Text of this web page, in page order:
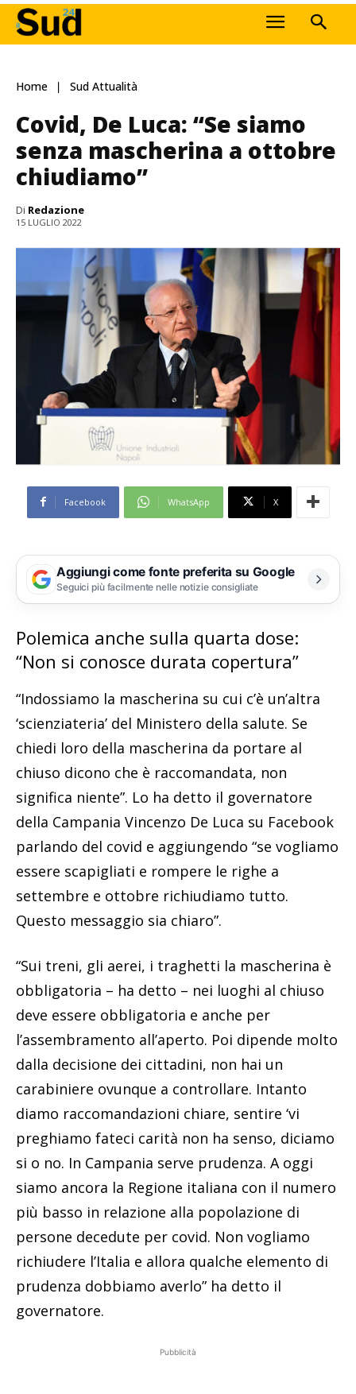
Home Sud Attualità
Covid, De Luca: “Se siamo
senza mascherina a ottobre
chiudiamo”
Di Redazione
15 LUGLIO 2022
Facebook WhatsApp X
Aggiungi come fonte preferita su Google
Seguici più facilmente nelle notizie consigliate
Polemica anche sulla quarta dose:
“Non si conosce durata copertura”
“Indossiamo la mascherina su cui c’è un’altra
‘scienziateria’ del Ministero della salute. Se
chiedi loro della mascherina da portare al
chiuso dicono che è raccomandata, non
significa niente”. Lo ha detto il governatore
della Campania Vincenzo De Luca su Facebook
parlando del covid e aggiungendo “se vogliamo
essere scapigliati e rompere le righe a
settembre e ottobre richiudiamo tutto.
Questo messaggio sia chiaro”.
“Sui treni, gli aerei, i traghetti la mascherina è
obbligatoria – ha detto – nei luoghi al chiuso
deve essere obbligatoria e anche per
l’assembramento all’aperto. Poi dipende molto
dalla decisione dei cittadini, non hai un
carabiniere ovunque a controllare. Intanto
diamo raccomandazioni chiare, sentire ‘vi
preghiamo fateci carità non ha senso, diciamo
si o no. In Campania serve prudenza. A oggi
siamo ancora la Regione italiana con il numero
più basso in relazione alla popolazione di
persone decedute per covid. Non vogliamo
richiudere l’Italia e allora qualche elemento di
prudenza dobbiamo averlo” ha detto il
governatore.
Pubblicità